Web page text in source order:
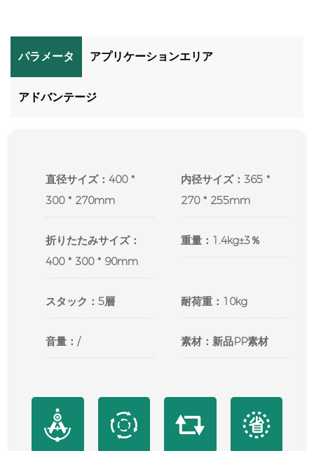
パラメータ アプリケーションエリア
アドバンテージ
直径サイズ：400 *
300 * 270mm
内径サイズ：365 *
270 * 255mm
折りたたみサイズ：
400 * 300 * 90mm
重量：1.4kg±3％
スタック：5層 耐荷重：10kg
音量：/ 素材：新品PP素材